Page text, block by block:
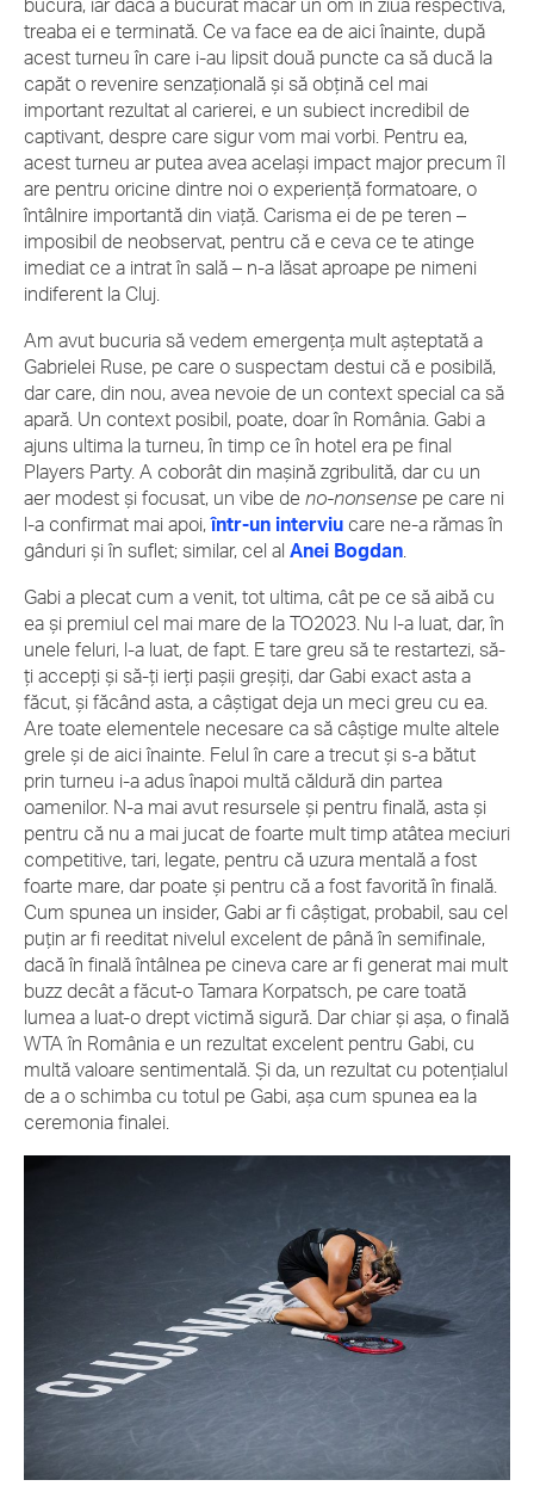
treaba ei e terminată. Ce va face ea de aici înainte, după
acest turneu în care i-au lipsit două puncte ca să ducă la
capăt o revenire senzațională și să obțină cel mai
important rezultat al carierei, e un subiect incredibil de
captivant, despre care sigur vom mai vorbi. Pentru ea,
acest turneu ar putea avea același impact major precum îl
are pentru oricine dintre noi o experiență formatoare, o
întâlnire importantă din viață. Carisma ei de pe teren –
imposibil de neobservat, pentru că e ceva ce te atinge
imediat ce a intrat în sală – n-a lăsat aproape pe nimeni
indiferent la Cluj.
Am avut bucuria să vedem emergența mult așteptată a
Gabrielei Ruse, pe care o suspectam destui că e posibilă,
dar care, din nou, avea nevoie de un context special ca să
apară. Un context posibil, poate, doar în România. Gabi a
ajuns ultima la turneu, în timp ce în hotel era pe final
Players Party. A coborât din mașină zgribulită, dar cu un
aer modest și focusat, un vibe de no-nonsense pe care ni
l-a confirmat mai apoi,într-un interviu care ne-a rămas în
gânduri și în suflet; similar, cel al Anei Bogdan
Gabi a plecat cum a venit, tot ultima, cât pe ce să aibă cu
ea și premiul cel mai mare de la TO2023. Nu l-a luat, dar, în
unele feluri, l-a luat, de fapt. E tare greu să te restartezi, să-
ți accepți și să-ți ierți pașii greșiți, dar Gabi exact asta a
făcut, și făcând asta, a câștigat deja un meci greu cu ea.
Are toate elementele necesare ca să câștige multe altele
grele și de aici înainte. Felul în care a trecut și s-a bătut
prin turneu i-a adus înapoi multă căldură din partea
oamenilor. N-a mai avut resursele și pentru finală, asta și
pentru că nu a mai jucat de foarte mult timp atâtea meciuri
competitive, tari, legate, pentru că uzura mentală a fost
foarte mare, dar poate și pentru că a fost favorită în finală.
Cum spunea un insider, Gabi ar fi câștigat, probabil, sau cel
puțin ar fi reeditat nivelul excelent de până în semifinale,
dacă în finală întâlnea pe cineva care ar fi generat mai mult
buzz decât a făcut-o Tamara Korpatsch, pe care toată
lumea a luat-o drept victimă sigură. Dar chiar și așa, o finală
WTA în România e un rezultat excelent pentru Gabi, cu
multă valoare sentimentală. Și da, un rezultat cu potențialul
de a o schimba cu totul pe Gabi, așa cum spunea ea la
ceremonia finalei.